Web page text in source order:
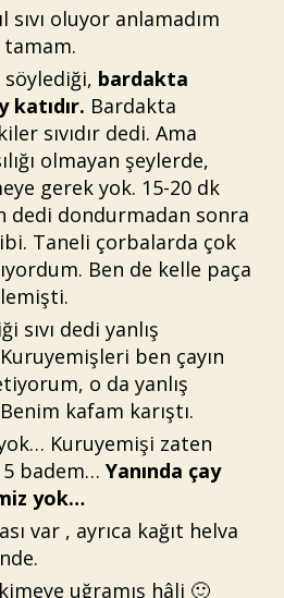
sıvı oluyor anlamadım
bardakta
katıdır. Bardakta
sıvıdır dedi. Ama
olmayan şeylerde,
gerek yok. 15-20 dk
dedi dondurmadan sonra
Taneli çorbalarda çok
Ben de kelle paça
sıvı dedi yanlış
ben çayın
o da yanlış
kafam karıştı.
Kuruyemişi zaten
5 badem… Yanında çay
yok…
var , ayrıca kağıt helva
uğramış hâli 🙂